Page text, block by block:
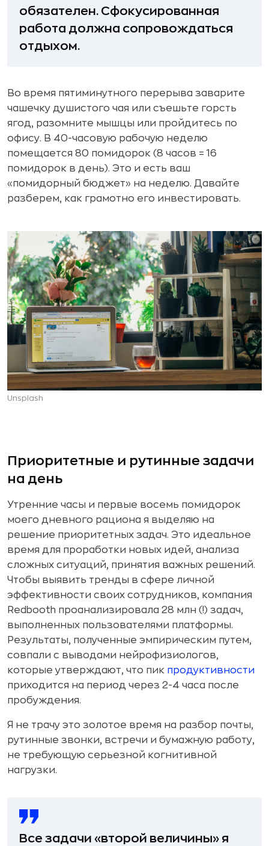
обязателен. Сфокусированная
работа должна сопровождаться
отдыхом.
Во время пятиминутного перерыва заварите
чашечку душистого чая или съешьте горсть
ягод, разомните мышцы или пройдитесь по
офису. В 40-часовую рабочую неделю
помещается 80 помидорок (8 часов = 16
помидорок в день). Это и есть ваш
«помидорный бюджет» на неделю. Давайте
разберем, как грамотно его инвестировать.
Unsplash
Приоритетные и рутинные задачи
на день
Утренние часы и первые восемь помидорок
моего дневного рациона я выделяю на
решение приоритетных задач. Это идеальное
время для проработки новых идей, анализа
сложных ситуаций, принятия важных решений.
Чтобы выявить тренды в сфере личной
эффективности своих сотрудников, компания
Redbooth проанализировала 28 млн (!) задач,
выполненных пользователями платформы.
Результаты, полученные эмпирическим путем,
совпали с выводами нейрофизиологов,
которые утверждают, что пик продуктивности
приходится на период через 2-4 часа после
пробуждения.
Я не трачу это золотое время на разбор почты,
рутинные звонки, встречи и бумажную работу,
не требующую серьезной когнитивной
нагрузки.
Все задачи «второй величины» я